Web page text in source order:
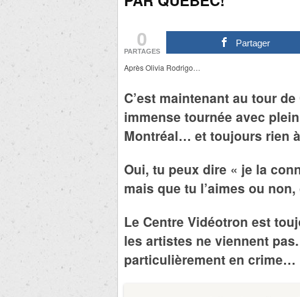
0
PARTAGES
Partager
Après Olivia Rodrigo…
C’est maintenant au tour
immense tournée avec
Montréal… et toujours rien
Oui, tu peux dire « je la
mais que tu l’aimes ou
Le Centre Vidéotron est
les artistes ne viennent
particulièrement en crime…